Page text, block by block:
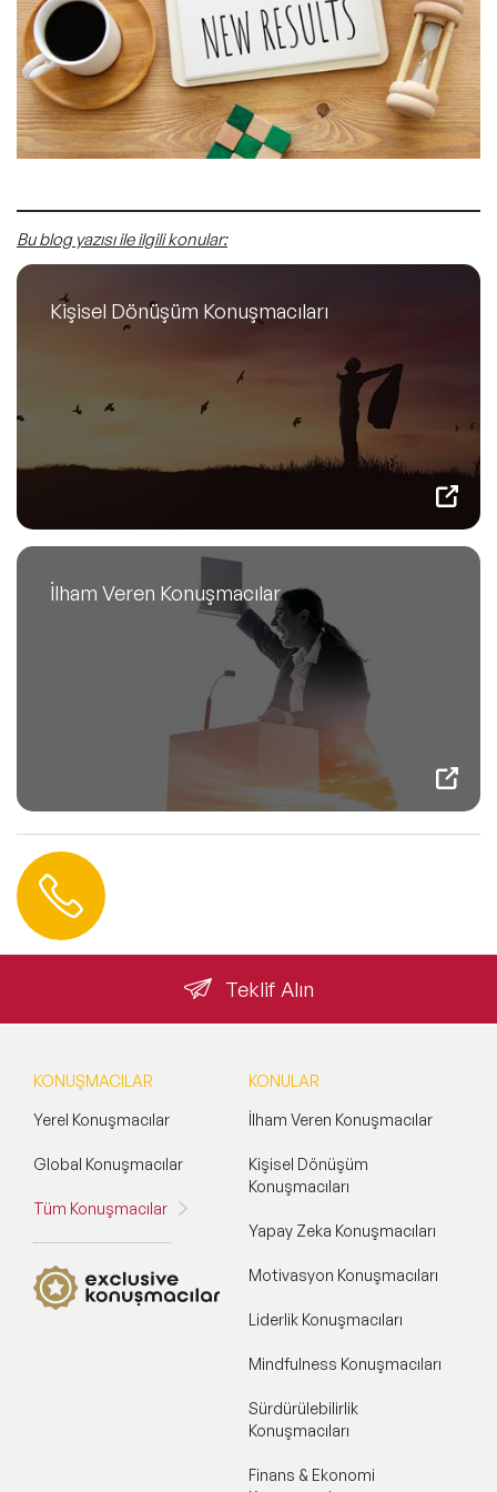
Bu blog yazısı ile ilgili konular:
Kişisel Dönüşüm Konuşmacıları
İlham Veren Konuşmacılar
Teklif Alın
KONUŞMACILAR
Yerel Konuşmacılar
Global Konuşmacılar
Tüm Konuşmacılar
KONULAR
İlham Veren Konuşmacılar
Kişisel Dönüşüm
Konuşmacıları
Yapay Zeka Konuşmacıları
Motivasyon Konuşmacıları
Liderlik Konuşmacıları
Mindfulness Konuşmacıları
Sürdürülebilirlik
Konuşmacıları
Finans & Ekonomi